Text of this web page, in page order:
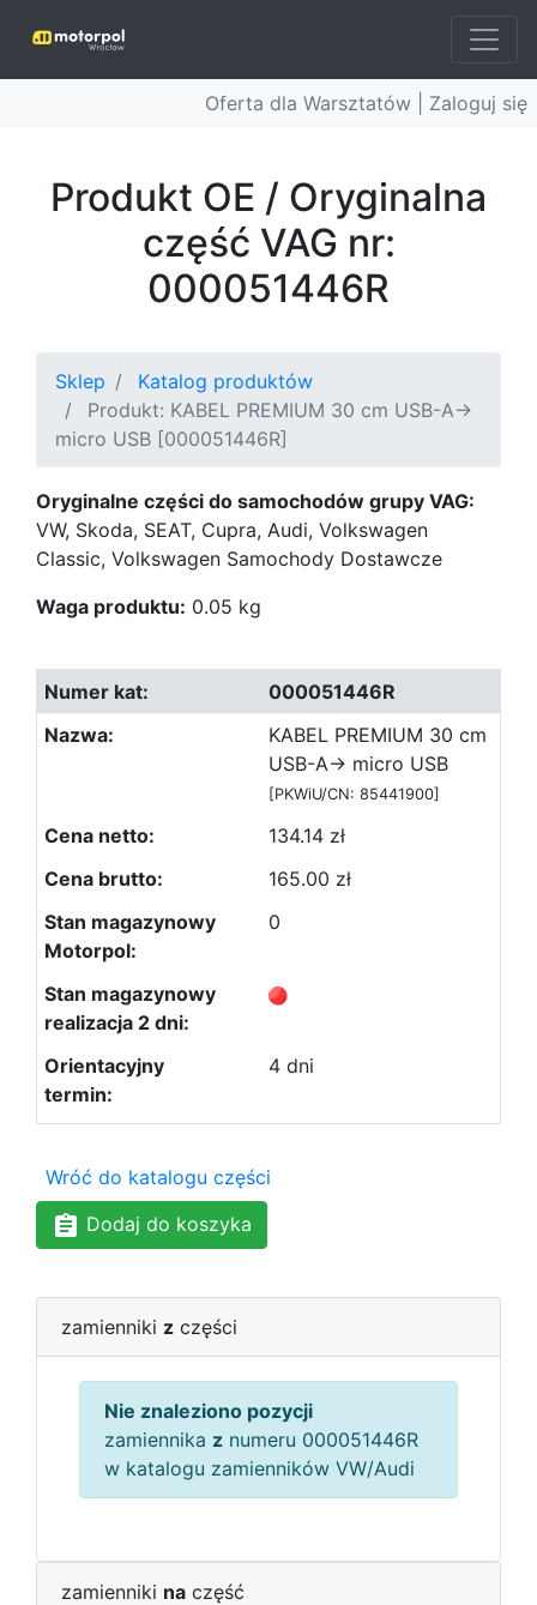
Oferta dla Warsztatów | Zaloguj się
Produkt OE / Oryginalna
część VAG nr:
000051446R
Sklep
Katalog produktów
Produkt: KABEL PREMIUM 30 cm USB-A->
micro USB [000051446R]
Oryginalne części do samochodów grupy VAG:
VW, Skoda, SEAT, Cupra, Audi, Volkswagen
Classic, Volkswagen Samochody Dostawcze
Waga produktu: 0.05 kg
000051446R
KABEL PREMIUM 30 cm
USB-A-> micro USB
[PKWiU/CN: 85441900]
134.14 zł
165.00 zł
0
4 dni
Wróć do katalogu części
Dodaj do koszyka
zamienniki z części
Nie znaleziono pozycji
zamiennika z numeru 000051446R
w katalogu zamienników VW/Audi
zamienniki na część